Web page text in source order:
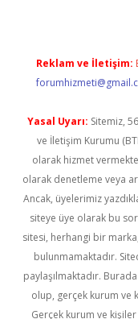
Reklam ve İletişim:
Yasal Uyarı: Sitemiz,
ve İletişim Kurumu
olarak hizmet
olarak denetleme veya
Ancak, üyelerimiz
siteye üye olarak bu
sitesi, herhangi bir
bulunmamaktadır.
paylaşılmaktadır.
olup, gerçek kurum ve
Gerçek kurum ve